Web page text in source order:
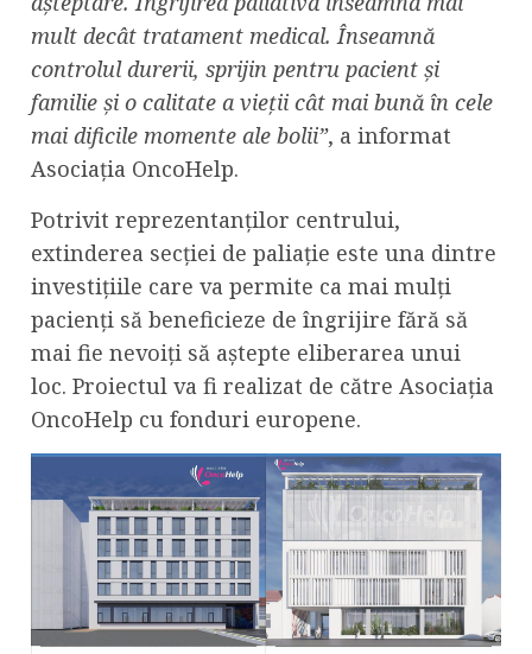
mult decât tratament medical. Înseamnă
controlul durerii, sprijin pentru pacient şi
familie şi o calitate a vieţii cât mai bună în cele
mai dificile momente ale bolii”, a informat
Asociaţia OncoHelp.
Potrivit reprezentanţilor centrului,
extinderea secţiei de paliaţie este una dintre
investiţiile care va permite ca mai mulţi
pacienţi să beneficieze de îngrijire fără să
mai fie nevoiţi să aştepte eliberarea unui
loc. Proiectul va fi realizat de către Asociaţia
OncoHelp cu fonduri europene.